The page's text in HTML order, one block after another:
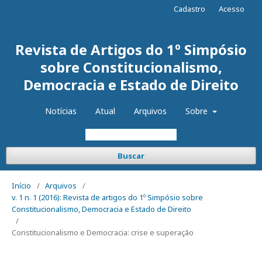
Revista de Artigos do 1º Simpósio
sobre Constitucionalismo,
Democracia e Estado de Direito
Notícias Atual Arquivos Sobre
Buscar
Cadastro Acesso
Início / Arquivos
/
v. 1 n. 1 (2016): Revista de artigos do 1º Simpósio sobre
Constitucionalismo, Democracia e Estado de Direito
/
Constitucionalismo e Democracia: crise e superação